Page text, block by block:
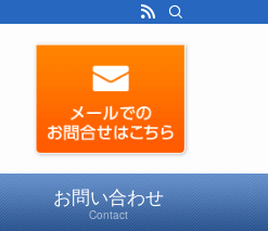
お問い合わせ
Contact